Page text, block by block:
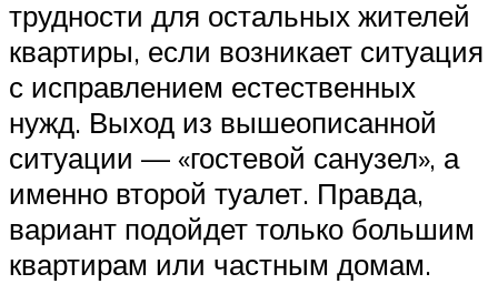
трудности для остальных жителей
квартиры, если возникает ситуация
с исправлением естественных
нужд. Выход из вышеописанной
ситуации — «гостевой санузел», а
именно второй туалет. Правда,
вариант подойдет только большим
квартирам или частным домам.